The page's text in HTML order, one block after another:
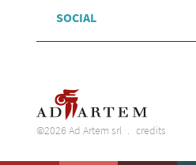
SOCIAL
©2026 Ad Artem srl credits